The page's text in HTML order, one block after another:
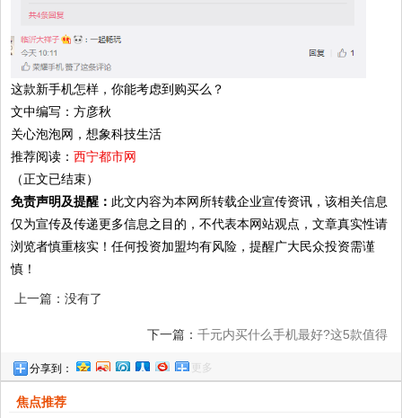
这款新手机怎样，你能考虑到购买么？
文中编写：方彦秋
关心泡泡网，想象科技生活
推荐阅读：西宁都市网
（正文已结束）
免责声明及提醒： 此文内容为本网所转载企业宣传资讯，该相关信息
仅为宣传及传递更多信息之目的，不代表本网站观点，文章真实性请
浏览者慎重核实！任何投资加盟均有风险，提醒广大民众投资需谨
慎！
上一篇：没有了
下一篇： 千元内买什么手机最好?这5款值得
分享到： 更多
焦点推荐